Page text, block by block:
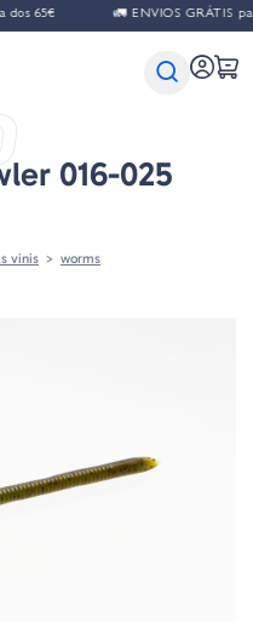
65€ 🚛 ENVIOS GRÁTIS
016-025
vinis worms